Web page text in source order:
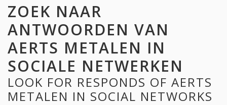
ZOEK NAAR
ANTWOORDEN VAN
AERTS METALEN IN
SOCIALE NETWERKEN
LOOK FOR RESPONDS OF AERTS
METALEN IN SOCIAL NETWORKS